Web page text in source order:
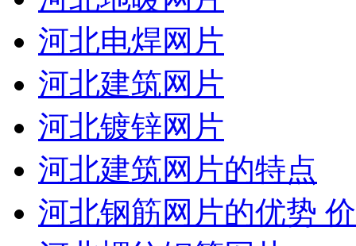
河北电焊网片
河北建筑网片
河北镀锌网片
河北建筑网片的特点
河北钢筋网片的优势